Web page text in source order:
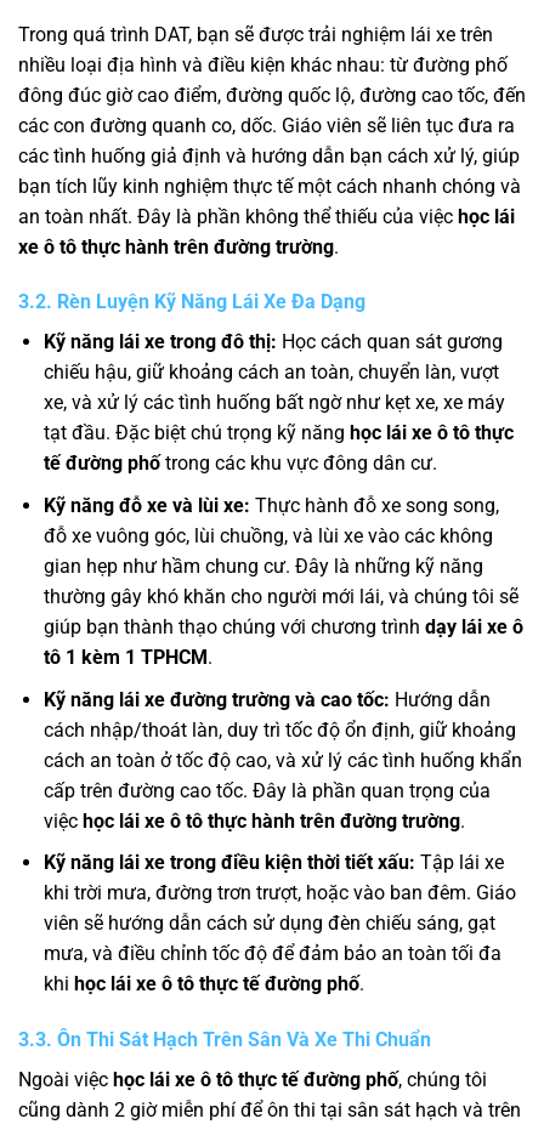
Trong quá trình DAT, bạn sẽ được trải nghiệm lái xe trên
nhiều loại địa hình và điều kiện khác nhau: từ đường phố
đông đúc giờ cao điểm, đường quốc lộ, đường cao tốc, đến
các con đường quanh co, dốc. Giáo viên sẽ liên tục đưa ra
các tình huống giả định và hướng dẫn bạn cách xử lý, giúp
bạn tích lũy kinh nghiệm thực tế một cách nhanh chóng và
an toàn nhất. Đây là phần không thể thiếu của việc học lái
xe ô tô thực hành trên đường trường.
3.2. Rèn Luyện Kỹ Năng Lái Xe Đa Dạng
Kỹ năng lái xe trong đô thị: Học cách quan sát gương
chiếu hậu, giữ khoảng cách an toàn, chuyển làn, vượt
xe, và xử lý các tình huống bất ngờ như kẹt xe, xe máy
tạt đầu. Đặc biệt chú trọng kỹ năng học lái xe ô tô thực
tế đường phốtrong các khu vực đông dân cư.
Kỹ năng đỗ xe và lùi xe: Thực hành đỗ xe song song,
đỗ xe vuông góc, lùi chuồng, và lùi xe vào các không
gian hẹp như hầm chung cư. Đây là những kỹ năng
thường gây khó khăn cho người mới lái, và chúng tôi sẽ
giúp bạn thành thạo chúng với chương trình dạy lái xe ô
tô 1 kèm 1 TPHCM.
Kỹ năng lái xe đường trường và cao tốc: Hướng dẫn
cách nhập/thoát làn, duy trì tốc độ ổn định, giữ khoảng
cách an toàn ở tốc độ cao, và xử lý các tình huống khẩn
cấp trên đường cao tốc. Đây là phần quan trọng của
việc học lái xe ô tô thực hành trên đường trường.
Kỹ năng lái xe trong điều kiện thời tiết xấu: Tập lái xe
khi trời mưa, đường trơn trượt, hoặc vào ban đêm. Giáo
viên sẽ hướng dẫn cách sử dụng đèn chiếu sáng, gạt
mưa, và điều chỉnh tốc độ để đảm bảo an toàn tối đa
khi học lái xe ô tô thực tế đường phố.
3.3. Ôn Thi Sát Hạch Trên Sân Và Xe Thi Chuẩn
Ngoài việc học lái xe ô tô thực tế đường phố, chúng tôi
cũng dành 2 giờ miễn phí để ôn thi tại sân sát hạch và trên